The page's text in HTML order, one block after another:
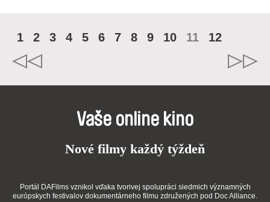
1 2 3 4 5 6 7 8 9 10 11 12
Vaše online kino
Nové filmy každý týždeň
Portál DAFilms vznikol vďaka tvorivej spolupráci siedmich významných
európskych festivalov dokumentárneho filmu združených pod Doc Alliance.